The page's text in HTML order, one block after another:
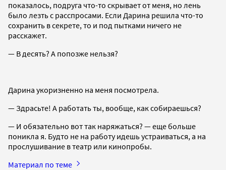
показалось, подруга что-то скрывает от меня, но лень
было лезть с расспросами. Если Дарина решила что-то
сохранить в секрете, то и под пытками ничего не
расскажет.
— В десять? А попозже нельзя?
Дарина укоризненно на меня посмотрела.
— Здрасьте! А работать ты, вообще, как собираешься?
— И обязательно вот так наряжаться? — еще больше
поникла я. Будто не на работу идешь устраиваться, а на
прослушивание в театр или кинопробы.
Материал по теме